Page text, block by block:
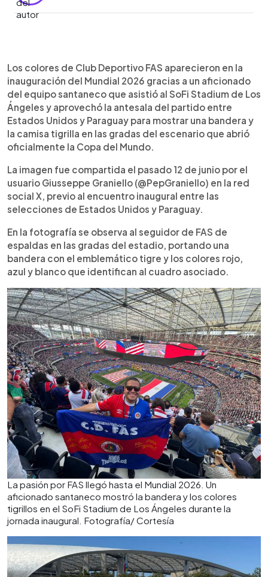
► Escuchar artículo
La pasión por Club Deportivo FAS también tuvo
presencia en la inauguración del Mundial 2026. El
aficionado Giusseppe Graniello compartió en X
una fotografía tomada en el SoFi Stadium de Los
Ángeles, donde aparece un seguidor tigrillo
luciendo una bandera del equipo santaneco en las
gradas del escenario mundialista. La imagen fue
captada antes del partido entre Estados Unidos y
Paraguay, que abrió oficialmente la competencia.
Los colores rojo, azul y blanco de FAS coincidieron
con los de ambas selecciones, destacando entre
los miles de aficionados que asistieron a la jornada
inaugural de la Copa del Mundo.
Los colores de Club Deportivo FAS aparecieron en la
inauguración del Mundial 2026 gracias a un aficionado
del equipo santaneco que asistió al SoFi Stadium de Los
Ángeles y aprovechó la antesala del partido entre
Estados Unidos y Paraguay para mostrar una bandera y
la camisa tigrilla en las gradas del escenario que abrió
oficialmente la Copa del Mundo.
La imagen fue compartida el pasado 12 de junio por el
usuario Giusseppe Graniello (@PepGraniello) en la red
social X, previo al encuentro inaugural entre las
selecciones de Estados Unidos y Paraguay.
En la fotografía se observa al seguidor de FAS de
espaldas en las gradas del estadio, portando una
bandera con el emblemático tigre y los colores rojo,
azul y blanco que identifican al cuadro asociado.
La pasión por FAS llegó hasta el Mundial 2026. Un
aficionado santaneco mostró la bandera y los colores
tigrillos en el SoFi Stadium de Los Ángeles durante la
jornada inaugural. Fotografía/ Cortesía